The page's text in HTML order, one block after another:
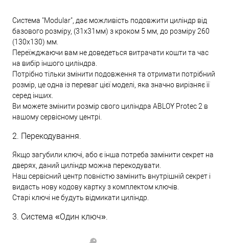
Система "Modular", дає можливість подовжити циліндр від
базового розміру, (31х31мм) з кроком 5 мм, до розміру 260
(130х130) мм.
Переїжджаючи вам не доведеться витрачати кошти та час
на вибір іншого циліндра.
Потрібно тільки змінити подовження та отримати потрібний
розмір, це одна із переваг цієї моделі, яка значно вирізняє її
серед інших.
Ви можете змінити розмір свого циліндра ABLOY Protec 2 в
нашому сервісному центрі.
2. Перекодування.
Якщо загубили ключі, або є інша потреба замінити секрет на
дверях, даний циліндр можна перекодувати.
Наш сервісний центр повністю замінить внутрішній секрет і
видасть нову кодову картку з комплектом ключів.
Старі ключі не будуть відмикати циліндр.
3. Система «Один ключ».